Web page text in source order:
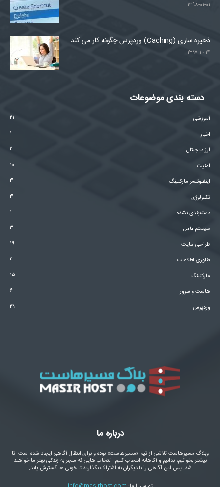
۱۳۹۸-۰۱-۰۱
ذخیره سازی (Caching) وردپرس چگونه کار می کند
۱۳۹۷-۱۰-۱۴
دسته بندی موضوعات
آموزشی
۲۱
اخبار
۱
ارز دیجیتال
۲
امنیت
۱۰
اینفلوئنسر مارکتینگ
۳
تکنولوژی
۳
دسته‌بندی نشده
۱
سیستم عامل
۳
طراحی سایت
۱۹
فناوری اطلاعات
۲
مارکتینگ
۱۵
هاست و سرور
۶
وردپرس
۲۹
درباره ما
وبلاگ مسیرهاست تلاشی از تیم «مسیرهاست» بوده و برای انتقال آگاهی ایجاد شده است. تا
بیشتر بخوانیم، بدانیم و آگاهانه انتخاب کنیم. انتخاب هایی که منجر به زندگی بهتر ما خواهند
شد. پس این آگاهی را با دیگران به اشتراک بگذارید تا خوبی ها گسترش یابد.